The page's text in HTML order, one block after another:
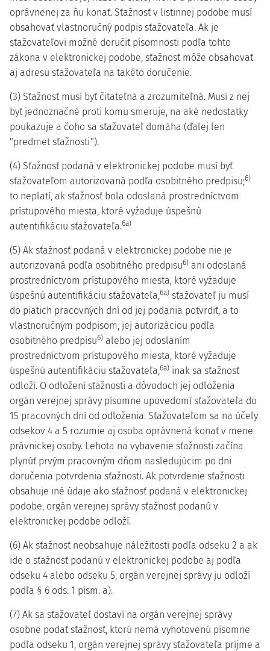
oprávnenej za ňu konať. Sťažnosť v listinnej podobe musí
obsahovať vlastnoručný podpis sťažovateľa. Ak je
sťažovateľovi možné doručiť písomnosti podľa tohto
zákona v elektronickej podobe, sťažnosť môže obsahovať
aj adresu sťažovateľa na takéto doručenie.
(3) Sťažnosť musí byť čitateľná a zrozumiteľná. Musí z nej
byť jednoznačné proti komu smeruje, na aké nedostatky
poukazuje a čoho sa sťažovateľ domáha (ďalej len
"predmet sťažnosti").
(4) Sťažnosť podaná v elektronickej podobe musí byť
sťažovateľom autorizovaná podľa osobitného predpisu;6)
to neplatí, ak sťažnosť bola odoslaná prostredníctvom
prístupového miesta, ktoré vyžaduje úspešnú
autentifikáciu sťažovateľa.6a)
(5) Ak sťažnosť podaná v elektronickej podobe nie je
autorizovaná podľa osobitného predpisu6) ani odoslaná
prostredníctvom prístupového miesta, ktoré vyžaduje
úspešnú autentifikáciu sťažovateľa,6a) sťažovateľ ju musí
do piatich pracovných dní od jej podania potvrdiť, a to
vlastnoručným podpisom, jej autorizáciou podľa
osobitného predpisu6) alebo jej odoslaním
prostredníctvom prístupového miesta, ktoré vyžaduje
úspešnú autentifikáciu sťažovateľa,6a) inak sa sťažnosť
odloží. O odložení sťažnosti a dôvodoch jej odloženia
orgán verejnej správy písomne upovedomí sťažovateľa do
15 pracovných dní od odloženia. Sťažovateľom sa na účely
odsekov 4 a 5 rozumie aj osoba oprávnená konať v mene
právnickej osoby. Lehota na vybavenie sťažnosti začína
plynúť prvým pracovným dňom nasledujúcim po dni
doručenia potvrdenia sťažnosti. Ak potvrdenie sťažnosti
obsahuje iné údaje ako sťažnosť podaná v elektronickej
podobe, orgán verejnej správy sťažnosť podanú v
elektronickej podobe odloží.
(6) Ak sťažnosť neobsahuje náležitosti podľa odseku 2 a ak
ide o sťažnosť podanú v elektronickej podobe aj podľa
odseku 4 alebo odseku 5, orgán verejnej správy ju odloží
podľa § 6 ods. 1 písm. a).
(7) Ak sa sťažovateľ dostaví na orgán verejnej správy
osobne podať sťažnosť, ktorú nemá vyhotovenú písomne
podľa odseku 1, orgán verejnej správy sťažovateľa príjme a